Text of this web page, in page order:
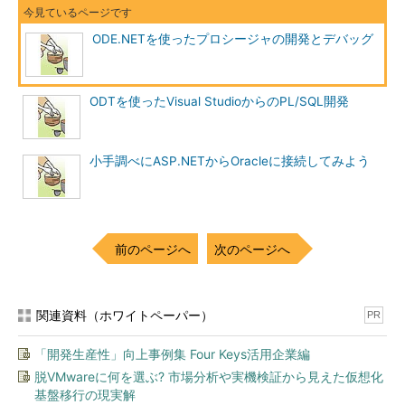
ODE.NETを使ったプロシージャの開発とデバッグ
ODTを使ったVisual StudioからのPL/SQL開発
小手調べにASP.NETからOracleに接続してみよう
前のページへ 次のページへ
関連資料（ホワイトペーパー） PR
「開発生産性」向上事例集 Four Keys活用企業編
脱VMwareに何を選ぶ? 市場分析や実機検証から見えた仮想化
基盤移行の現実解